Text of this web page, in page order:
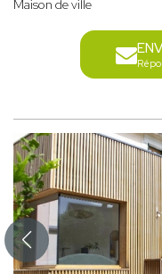
Maison de ville